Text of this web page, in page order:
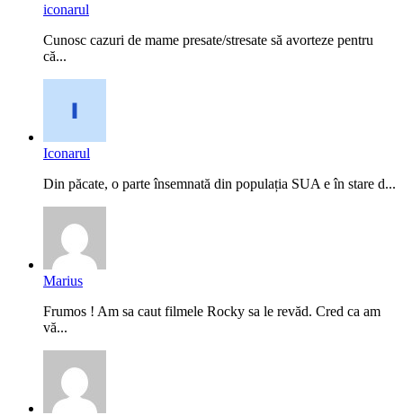
iconarul
Cunosc cazuri de mame presate/stresate să avorteze pentru
că...
Iconarul
Din păcate, o parte însemnată din populația SUA e în stare d...
Marius
Frumos ! Am sa caut filmele Rocky sa le revăd. Cred ca am
vă...